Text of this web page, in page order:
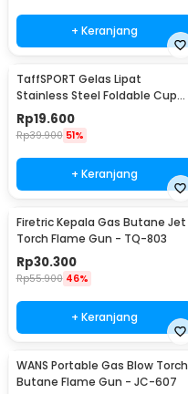
+ Keranjang
TaffSPORT Gelas Lipat
Stainless Steel Foldable Cup
Carabiner 240ml - F180
Rp19.600
Rp39.900 51%
+ Keranjang
Firetric Kepala Gas Butane Jet
Torch Flame Gun - TQ-803
Rp30.300
Rp55.900 46%
+ Keranjang
WANS Portable Gas Blow Torch
Butane Flame Gun - JC-607